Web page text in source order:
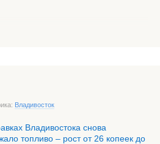
Владивосток
Владивостока снова
топливо – рост от 26 копеек до